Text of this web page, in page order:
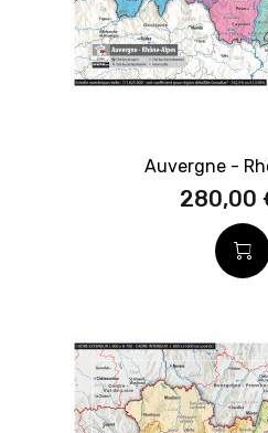
Auvergne -
280,00